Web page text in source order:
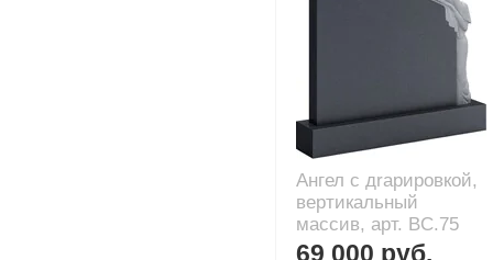
Ангел с дrapировкой,
вертикальный
массив, арт. BC.75
69 000 руб.